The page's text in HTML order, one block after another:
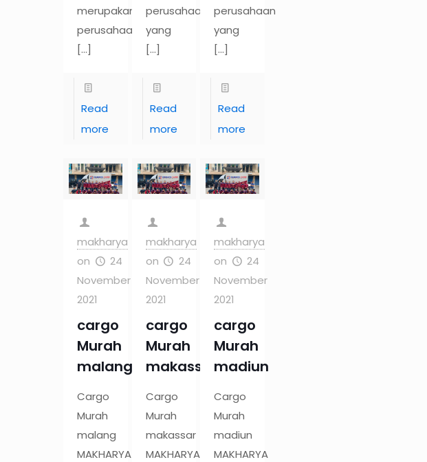
merupakan
perusahaan
[…]
Read
more
perusahaan
yang
[…]
Read
more
perusahaan
yang
[…]
Read
more
makharya
on
24
November
2021
cargo
Murah
malang
Cargo
Murah
malang
MAKHARYA
makharya
on
24
November
2021
cargo
Murah
makassar
Cargo
Murah
makassar
MAKHARYA
makharya
on
24
November
2021
cargo
Murah
madiun
Cargo
Murah
madiun
MAKHARYA